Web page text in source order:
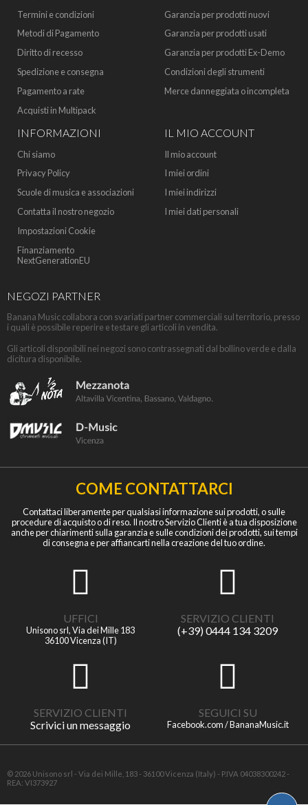
Termini e condizioni
Metodi di Pagamento
Diritto di recesso
Spedizione e consegna
Pagamento a rate
Acquisti in Multipack
Garanzia per prodotti nuovi
Garanzia per prodotti usati
Garanzia per prodotti Ex-Demo
Condizioni degli strumenti
Merce danneggiata o incompleta
INFORMAZIONI
Chi siamo
Privacy Policy
Scuole di musica e associazioni
Contatta il nostro negozio
Impostazioni Cookie
Finanziamento
NextGenerationEU
IL MIO ACCOUNT
Il mio account
I miei ordini
I miei indirizzi
I miei dati personali
NEGOZI PARTNER
Banana Music collabora con svariati partner commerciali sul territorio, presso
i quali è possibile reperire e testare gli articoli in vendita.
Gli articoli disponibili nei negozi sono contrassegnati dal bollino verde e dalla
dicitura disponibile.
COME CONTATTARCI
Contattaci liberamente per qualsiasi informazione sui prodotti, o sulle
procedure di acquisto o di reso. Il nostro Servizio Clienti è a tua disposizione
anche per chiarimenti sulla garanzia e sulle condizioni dei prodotti, sui tempi
di consegna e per affiancarti nella creazione del tuo ordine.
UFFICI
Unisono srl, Via dei Mille 183
36100 Vicenza (IT)
SERVIZIO CLIENTI
(+39) 0444 134 3209
SERVIZIO CLIENTI
Scrivici un messaggio
SEGUICI SU
Facebook.com / BananaMusic.it
© 2026 Unisono srl - Via dei Mille, 183 - 36100 Vicenza (Italy) - P.IVA 04038300242 -
REA: VI373927